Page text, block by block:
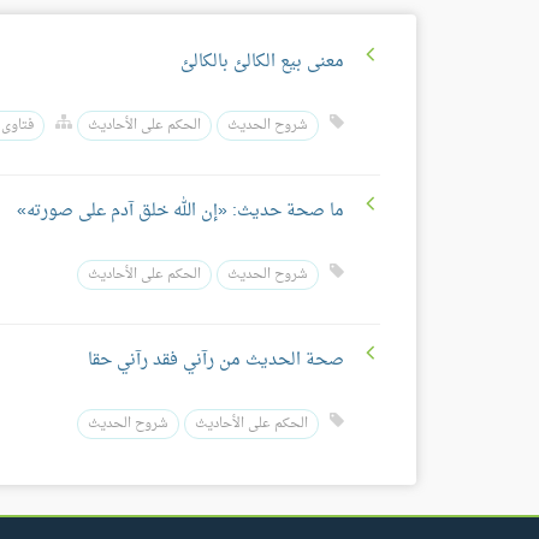
معنى بيع الكالئ بالكالئ
شروح الحديث الحكم على الأحاديث
ما صحة حديث: «إن الله خلق آدم على صورته»
شروح الحديث الحكم على الأحاديث
صحة الحديث من رآني فقد رآني حقا
الحكم على الأحاديث شروح الحديث